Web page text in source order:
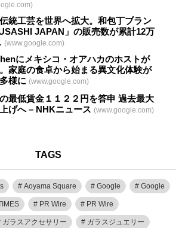
統工芸を世界へ拡大。和包丁ブラン
JAPAN」の販売数が累計12万
(www.google.com)
にメキシコ・オアハカのホストが
家庭の食卓から始まる異文化体験が
様に (www.google.com)
最低賃金１１２２円を答申 過去最大
げへ – NHKニュース (www.google.com)
TAGS
Aoyama Square Google Google
PR Wire PR Wire
ガラスアクセサリー ガラスジュエリー